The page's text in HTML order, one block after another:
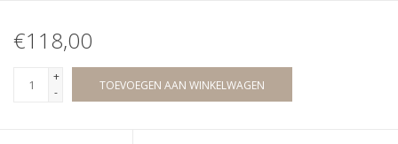
€118,00
+
-
TOEVOEGEN AAN WINKELWAGEN